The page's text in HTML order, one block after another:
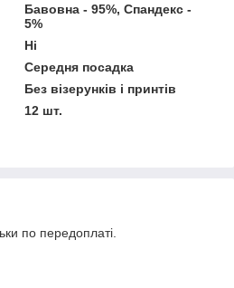
Бавовна - 95%, Спандекс -
5%
Ні
Середня посадка
Без візерунків і принтів
12 шт.
по передоплаті.